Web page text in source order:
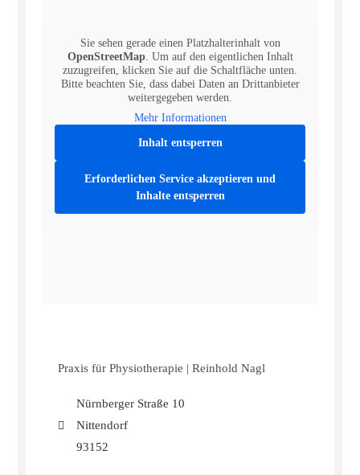
Sie sehen gerade einen Platzhalterinhalt von
OpenStreetMap. Um auf den eigentlichen Inhalt
zuzugreifen, klicken Sie auf die Schaltfläche unten.
Bitte beachten Sie, dass dabei Daten an Drittanbieter
weitergegeben werden.
Mehr Informationen
Inhalt entsperren
Erforderlichen Service akzeptieren und
Inhalte entsperren
Praxis für Physiotherapie | Reinhold Nagl
Nürnberger Straße 10
Nittendorf
93152